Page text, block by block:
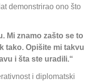
demonstrirao ono što
Mi znamo zašto se to
tako. Opišite mi takvu
i šta ste uradili.“
i diplomatski